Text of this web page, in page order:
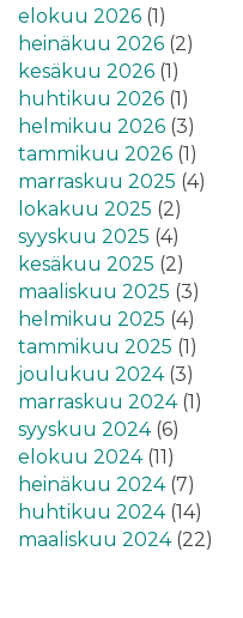
elokuu 2026 (1)
heinäkuu 2026 (2)
kesäkuu 2026 (1)
huhtikuu 2026 (1)
helmikuu 2026 (3)
tammikuu 2026 (1)
marraskuu 2025 (4)
lokakuu 2025 (2)
syyskuu 2025 (4)
kesäkuu 2025 (2)
maaliskuu 2025 (3)
helmikuu 2025 (4)
tammikuu 2025 (1)
joulukuu 2024(3)
marraskuu 2024(1)
syyskuu 2024(6)
elokuu 2024(11)
heinäkuu 2024(7)
huhtikuu 2024(14)
maaliskuu 2024(22)